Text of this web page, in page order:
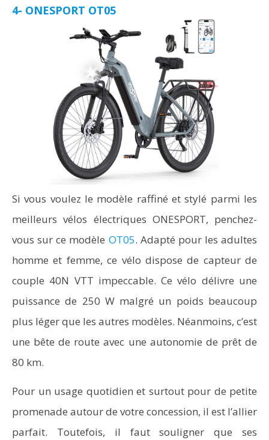
4- ONESPORT OT05
Si vous voulez le modèle raffiné et stylé parmi les
meilleurs vélos électriques ONESPORT, penchez-
vous sur ce modèle OT05. Adapté pour les adultes
homme et femme, ce vélo dispose de capteur de
couple 40N VTT impeccable. Ce vélo délivre une
puissance de 250 W malgré un poids beaucoup
plus léger que les autres modèles. Néanmoins, c’est
une bête de route avec une autonomie de prêt de
80 km.
Pour un usage quotidien et surtout pour de petite
promenade autour de votre concession, il est l’allier
parfait. Toutefois, il faut souligner que ses